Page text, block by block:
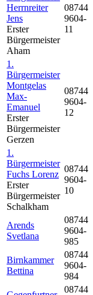
Herrnreiter
Jens
Erster
Bürgermeister
Aham
08744
9604-
11
1.
Bürgermeister
Montgelas
Max-
Emanuel
Erster
Bürgermeister
Gerzen
08744
9604-
12
1.
Bürgermeister
Fuchs Lorenz
Erster
Bürgermeister
Schalkham
08744
9604-
10
Arends
Svetlana
08744
9604-
985
Birnkammer
Bettina
08744
9604-
984
08744